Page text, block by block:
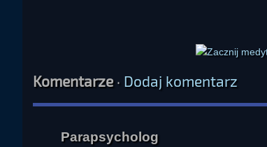
Komentarze· Dodaj komentarz